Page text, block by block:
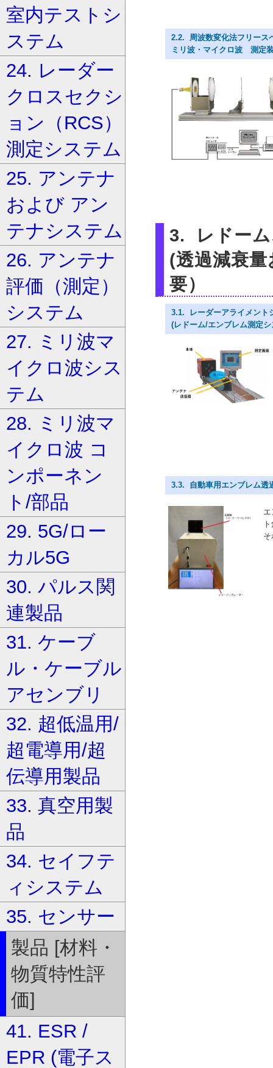
2.2. 周波数変化法フリース
ミリ波・マイクロ波 測定
3. レドーム
(透過減衰
要）
3.1. レーダーアライメント
(レドーム/エンブレム測定
3.3. 自動車用エンブレム透
室内テストシ
ステム
24. レーダー
クロスセクシ
ョン（RCS）
測定システム
25. アンテナ
および アン
テナシステム
26. アンテナ
評価（測定）
システム
27. ミリ波マ
イクロ波シス
テム
28. ミリ波マ
イクロ波 コ
ンポーネン
ト/部品
29. 5G/ロー
カル5G
30. パルス関
連製品
31. ケーブ
ル・ケーブル
アセンブリ
32. 超低温用/
超電導用/超
伝導用製品
33. 真空用製
品
34. セイフテ
ィシステム
35. センサー
製品 [材料・
物質特性評
価]
41. ESR /
EPR (電子ス